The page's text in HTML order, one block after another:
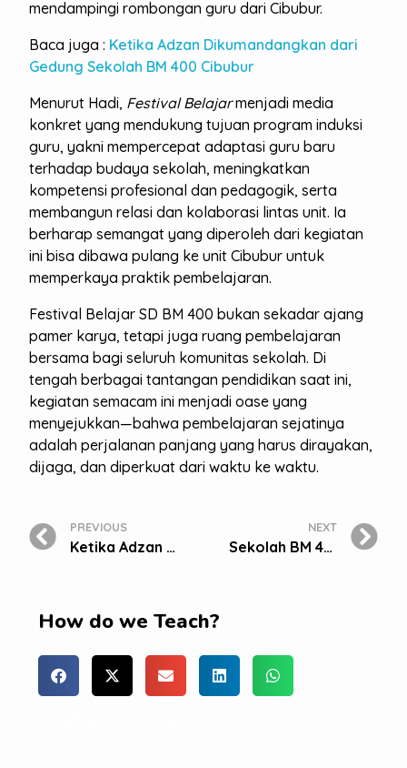
mendampingi rombongan guru dari Cibubur.
Baca juga : Ketika Adzan Dikumandangkan dari
Gedung Sekolah BM 400 Cibubur
Menurut Hadi, Festival Belajarmenjadi media
konkret yang mendukung tujuan program induksi
guru, yakni mempercepat adaptasi guru baru
terhadap budaya sekolah, meningkatkan
kompetensi profesional dan pedagogik, serta
membangun relasi dan kolaborasi lintas unit. Ia
berharap semangat yang diperoleh dari kegiatan
ini bisa dibawa pulang ke unit Cibubur untuk
memperkaya praktik pembelajaran.
Festival Belajar SD BM 400 bukan sekadar ajang
pamer karya, tetapi juga ruang pembelajaran
bersama bagi seluruh komunitas sekolah. Di
tengah berbagai tantangan pendidikan saat ini,
kegiatan semacam ini menjadi oase yang
menyejukkan—bahwa pembelajaran sejatinya
adalah perjalanan panjang yang harus dirayakan,
dijaga, dan diperkuat dari waktu ke waktu.
PREVIOUS
Ketika Adzan Dikumandangkan dari Gedung Sekolah BM 400 Cibubur
NEXT
Sekolah BM 400 Cibubur Ikut “Gerakan Tujuh Kebiasaan Anak Indonesia Hebat”
How do we Teach?